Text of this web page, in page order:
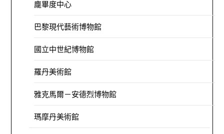
龐畢度中心
巴黎現代藝術博物館
國立中世紀博物館
羅丹美術館
雅克馬爾－安德烈博物館
瑪摩丹美術館